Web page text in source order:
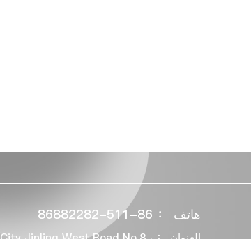
هاتف ： 86-511-86882282